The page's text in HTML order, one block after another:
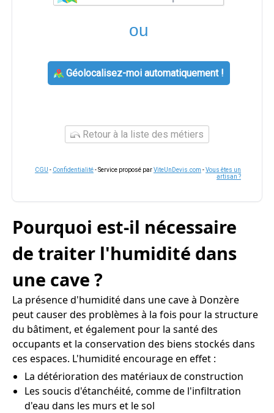
ou
Géolocalisez-moi automatiquement !
Retour à la liste des métiers
CGU - Confidentialité- Service proposé parViteUnDevis.com -Vous êtes un
artisan ?
Pourquoi est-il nécessaire
de traiter l'humidité dans
une cave ?
La présence d'humidité dans une cave à Donzère
peut causer des problèmes à la fois pour la structure
du bâtiment, et également pour la santé des
occupants et la conservation des biens stockés dans
ces espaces. L'humidité encourage en effet :
La détérioration des matériaux de construction
Les soucis d'étanchéité, comme de l'infiltration
d'eau dans les murs et le sol